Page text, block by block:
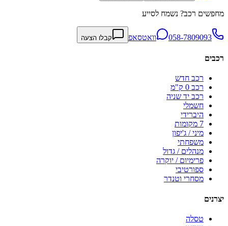
מחפשים רכב? נשמח לסייע
058-7809093 וואטסאפ קבלו הצעה
רכבים
רכב חדש
רכב 0 ק"מ
רכב יד שניה
חשמלי
היברידי
7 מקומות
מיני / ג'יפון
משפחתי
מנהלים / גדול
פרימיום / יוקרה
ספורטיבי
מסחרי וטנדר
יצרנים
טסלה